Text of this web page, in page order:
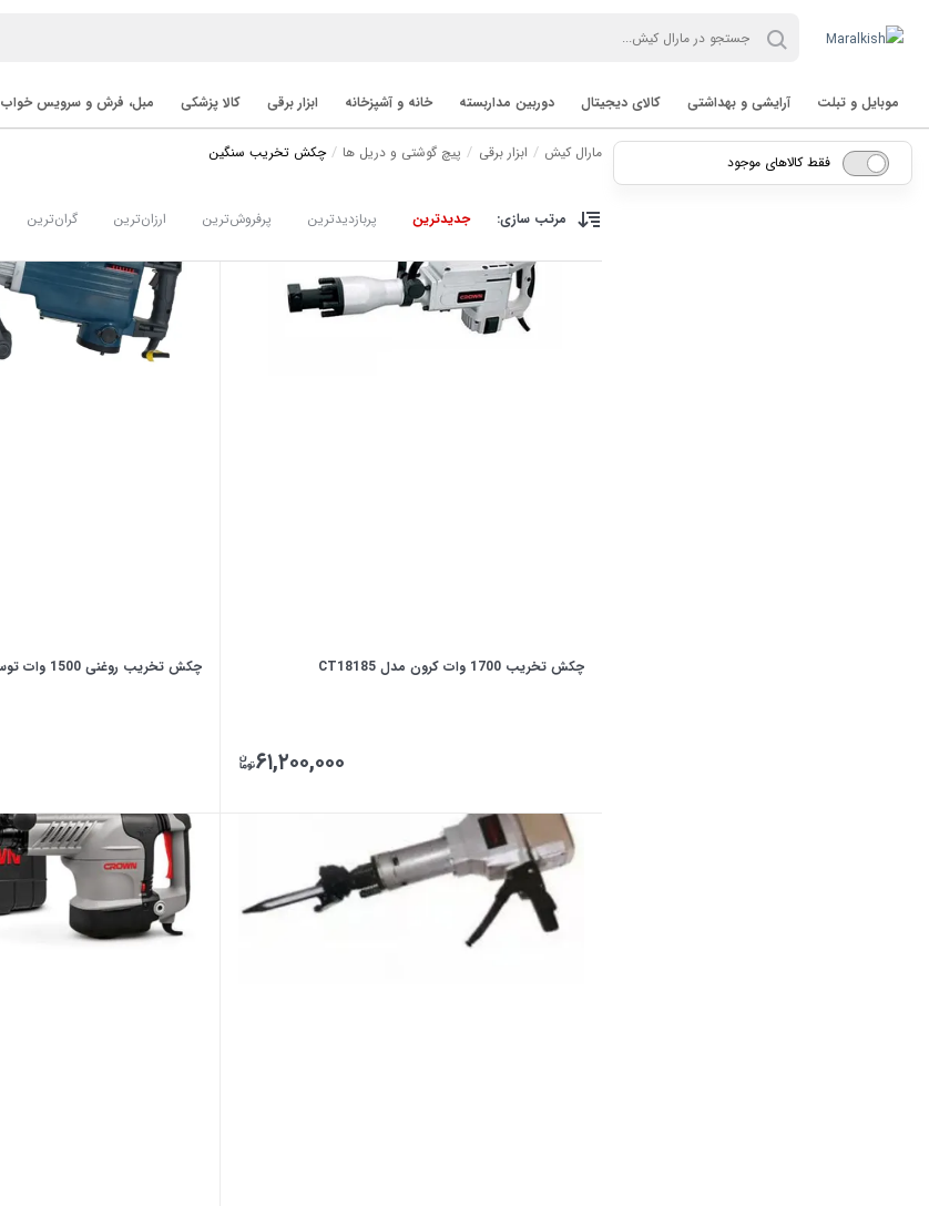
موبایل و تبلت آرایشی و بهداشتی کالای دیجیتال دوربین مداربسته خانه و آشپزخانه ابزار برقی کالا پزشکی مبل، فرش و سرویس خواب
مارال کیش ابزار برقی پیچ گوشتی و دریل ها چکش تخریب سنگین
مرتب سازی: جدیدترین پربازدیدترین پرفروش‌ترین ارزان‌ترین گران‌ترین
چکش تخریب 1700 وات کرون مدل CT18185
۶۱,۲۰۰,۰۰۰
چکش تخریب روغنی 1500 وات توسن مدل 6116DHO
فقط کالاهای موجود